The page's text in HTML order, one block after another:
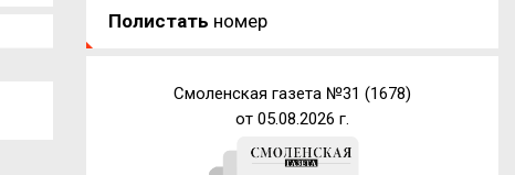
Полистать номер
Смоленская газета №31 (1678)
от 05.08.2026 г.